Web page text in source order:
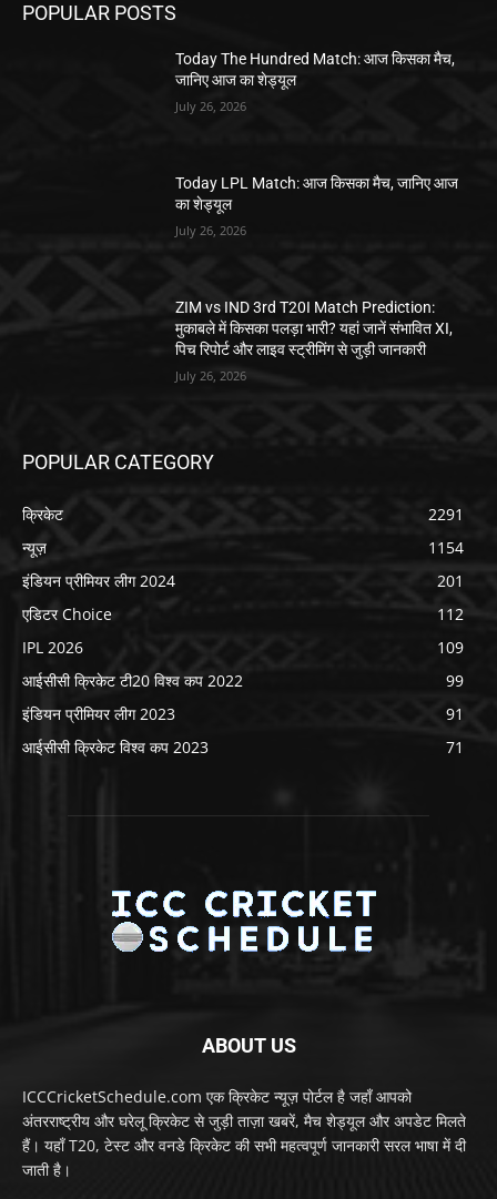
POPULAR POSTS
Today The Hundred Match: आज किसका मैच,
जानिए आज का शेड्यूल
July 26, 2026
Today LPL Match: आज किसका मैच, जानिए आज
का शेड्यूल
July 26, 2026
ZIM vs IND 3rd T20I Match Prediction:
मुकाबले में किसका पलड़ा भारी? यहां जानें संभावित XI,
पिच रिपोर्ट और लाइव स्ट्रीमिंग से जुड़ी जानकारी
July 26, 2026
POPULAR CATEGORY
क्रिकेट
2291
न्यूज़
1154
इंडियन प्रीमियर लीग 2024
201
एडिटर Choice
112
IPL 2026
109
आईसीसी क्रिकेट टी20 विश्व कप 2022
99
इंडियन प्रीमियर लीग 2023
91
आईसीसी क्रिकेट विश्व कप 2023
71
ABOUT US
ICCCricketSchedule.com एक क्रिकेट न्यूज़ पोर्टल है जहाँ आपको
अंतरराष्ट्रीय और घरेलू क्रिकेट से जुड़ी ताज़ा खबरें, मैच शेड्यूल और अपडेट मिलते
हैं। यहाँ T20, टेस्ट और वनडे क्रिकेट की सभी महत्वपूर्ण जानकारी सरल भाषा में दी
जाती है।